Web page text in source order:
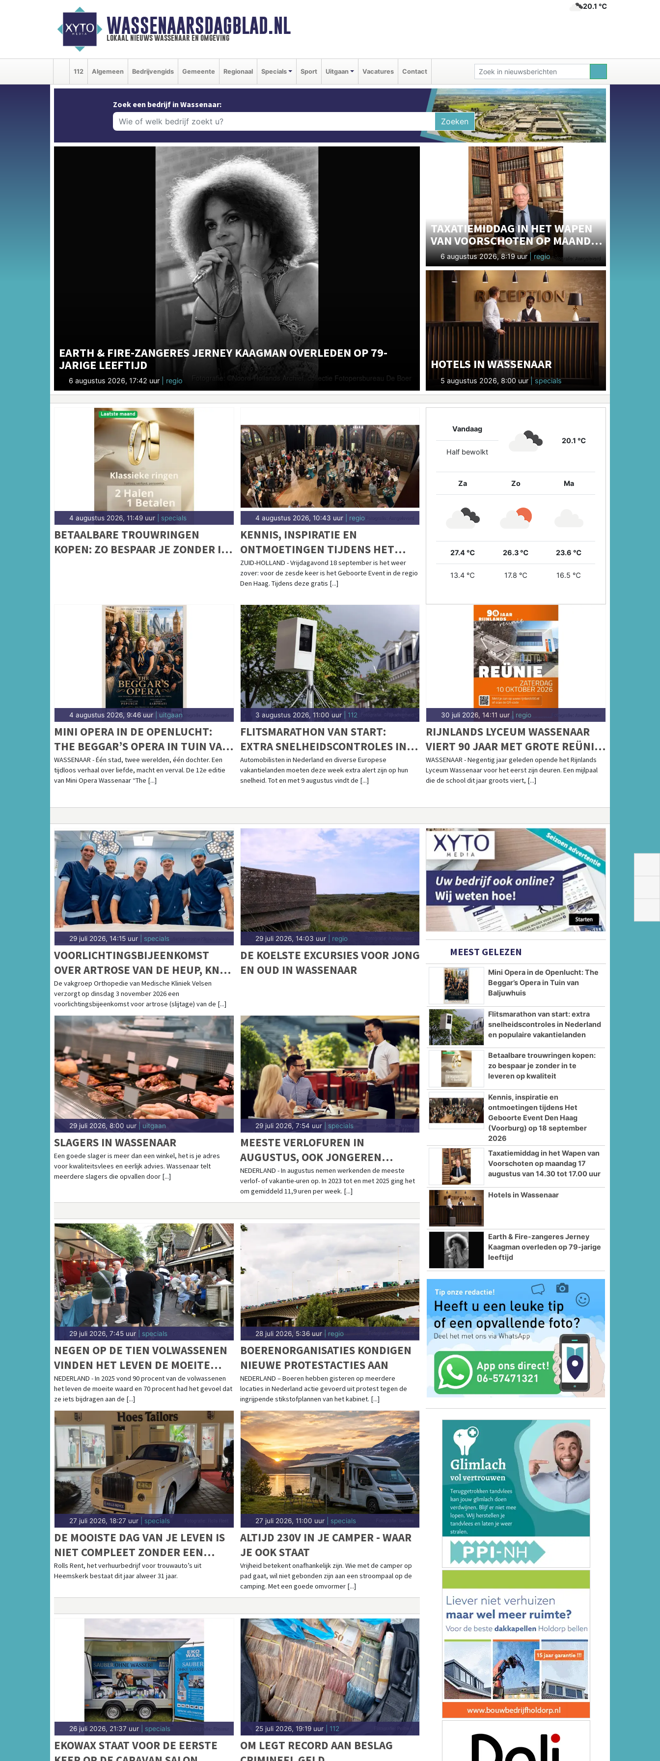
WASSENAARSDAGBLAD.NL
lokaal nieuws wassenaar en omgeving
20.1 ℃
112 Algemeen Bedrijvengids Gemeente Regionaal Specials Sport Uitgaan Vacatures Contact
Zoek een bedrijf in Wassenaar:
Zoeken
EARTH & FIRE-ZANGERES JERNEY KAAGMAN OVERLEDEN OP 79-
JARIGE LEEFTIJD
6 augustus 2026, 17:42 uur | regio
TAXATIEMIDDAG IN HET WAPEN
VAN VOORSCHOTEN OP MAANDAG
17 AUGUSTUS VAN 14.30 TOT
17.00 UUR
6 augustus 2026, 8:19 uur| regio
HOTELS IN WASSENAAR
5 augustus 2026, 8:00 uur| specials
4 augustus 2026, 11:49 uur | specials
BETAALBARE TROUWRINGEN
KOPEN: ZO BESPAAR JE ZONDER IN
4 augustus 2026, 10:43 uur| regio
KENNIS, INSPIRATIE EN
ONTMOETINGEN TIJDENS HET
GEBOORTE EVENT DEN HAAG
(VOORBURG) OP 18 SEPTEMBER
ZUID-HOLLAND - Vrijdagavond 18 september is het weer
zover: voor de zesde keer is het Geboorte Event in de regio
Den Haag. Tijdens deze gratis [...]
Vandaag
20.1 ℃
Half bewolkt
Za Zo Ma
27.4 ℃ 26.3 ℃ 23.6 ℃
13.4 ℃ 17.8 ℃ 16.5 ℃
4 augustus 2026, 9:46 uur | uitgaan
MINI OPERA IN DE OPENLUCHT:
THE BEGGAR’S OPERA IN TUIN VAN
BALJUWHUIS
WASSENAAR - Één stad, twee werelden, één dochter. Een
tijdloos verhaal over liefde, macht en verval. De 12e editie
van Mini Opera Wassenaar “The [...]
3 augustus 2026, 11:00 uur| 112
FLITSMARATHON VAN START:
EXTRA SNELHEIDSCONTROLES IN
NEDERLAND EN POPULAIRE
VAKANTIELANDEN
Automobilisten in Nederland en diverse Europese
vakantielanden moeten deze week extra alert zijn op hun
snelheid. Tot en met 9 augustus vindt de [...]
30 juli 2026, 14:11 uur | regio
RIJNLANDS LYCEUM WASSENAAR
VIERT 90 JAAR MET GROTE REÜNIE
VOOR ALLE OUD-LEERLINGEN EN
MEDEWERKERS
WASSENAAR - Negentig jaar geleden opende het Rijnlands
Lyceum Wassenaar voor het eerst zijn deuren. Een mijlpaal
die de school dit jaar groots viert, [...]
29 juli 2026, 14:15 uur | specials
VOORLICHTINGSBIJEENKOMST
OVER ARTROSE VAN DE HEUP, KNIE
EN SCHOUDER IN MEDISCHE
KLINIEK VELSEN
De vakgroep Orthopedie van Medische Kliniek Velsen
verzorgt op dinsdag 3 november 2026 een
voorlichtingsbijeenkomst voor artrose (slijtage) van de [...]
29 juli 2026, 14:03 uur| regio
DE KOELSTE EXCURSIES VOOR JONG
EN OUD IN WASSENAAR
29 juli 2026, 8:00 uur | uitgaan
SLAGERS IN WASSENAAR
Een goede slager is meer dan een winkel, het is je adres
voor kwaliteitsvlees en eerlijk advies. Wassenaar telt
meerdere slagers die opvallen door [...]
29 juli 2026, 7:54 uur| specials
MEESTE VERLOFUREN IN
AUGUSTUS, OOK JONGEREN
WERKEN DAN MINSTE AANTAL
UREN
NEDERLAND - In augustus nemen werkenden de meeste
verlof- of vakantie-uren op. In 2023 tot en met 2025 ging het
om gemiddeld 11,9 uren per week. [...]
29 juli 2026, 7:45 uur | specials
NEGEN OP DE TIEN VOLWASSENEN
VINDEN HET LEVEN DE MOEITE
WAARD
NEDERLAND - In 2025 vond 90 procent van de volwassenen
het leven de moeite waard en 70 procent had het gevoel dat
ze iets bijdragen aan de [...]
28 juli 2026, 5:36 uur| regio
BOERENORGANISATIES KONDIGEN
NIEUWE PROTESTACTIES AAN
NEDERLAND – Boeren hebben gisteren op meerdere
locaties in Nederland actie gevoerd uit protest tegen de
ingrijpende stikstofplannen van het kabinet. [...]
27 juli 2026, 18:27 uur | specials
DE MOOISTE DAG VAN JE LEVEN IS
NIET COMPLEET ZONDER EEN
MOOIE TROUWAUTO
Rolls Rent, het verhuurbedrijf voor trouwauto’s uit
Heemskerk bestaat dit jaar alweer 31 jaar.
27 juli 2026, 11:00 uur| specials
ALTIJD 230V IN JE CAMPER - WAAR
JE OOK STAAT
Vrijheid betekent onafhankelijk zijn. Wie met de camper op
pad gaat, wil niet gebonden zijn aan een stroompaal op de
camping. Met een goede omvormer [...]
26 juli 2026, 21:37 uur | specials
EKOWAX STAAT VOOR DE EERSTE
25 juli 2026, 19:19 uur| 112
OM LEGT RECORD AAN BESLAG
MEEST GELEZEN
Mini Opera in de Openlucht: The
Beggar’s Opera in Tuin van
Baljuwhuis
Flitsmarathon van start: extra
snelheidscontroles in Nederland
en populaire vakantielanden
Betaalbare trouwringen kopen:
zo bespaar je zonder in te
leveren op kwaliteit
Kennis, inspiratie en
ontmoetingen tijdens Het
Geboorte Event Den Haag
(Voorburg) op 18 september
2026
Taxatiemiddag in het Wapen van
Voorschoten op maandag 17
augustus van 14.30 tot 17.00 uur
Hotels in Wassenaar
Earth & Fire-zangeres Jerney
Kaagman overleden op 79-jarige
leeftijd